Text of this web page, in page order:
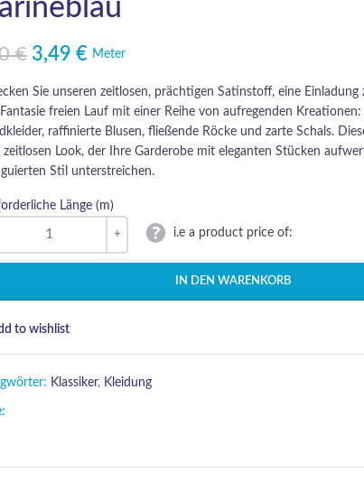
€ Preis war: 4,50 €
3,49 €
Preis ist: 3,49 €.Meter
Sie unseren zeitlosen, prächtigen Satinstoff, eine Einladung
Fantasie freien Lauf mit einer Reihe von aufregenden
raffinierte Blusen, fließende Röcke und zarte Schals.
zeitlosen Look, der Ihre Garderobe mit eleganten Stücken
Stil unterstreichen.
Länge (m)
i.e a product price of:
IN DEN WARENKORB
to wishlist
Klassiker, Kleidung